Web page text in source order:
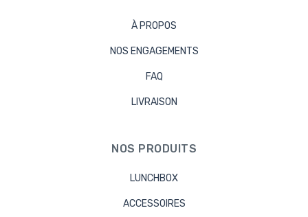
À PROPOS
NOS ENGAGEMENTS
FAQ
LIVRAISON
NOS PRODUITS
LUNCHBOX
ACCESSOIRES